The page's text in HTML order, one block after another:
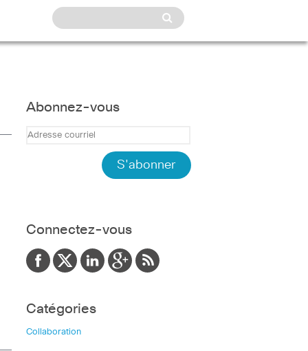
Abonnez-vous
Connectez-vous
Catégories
Collaboration